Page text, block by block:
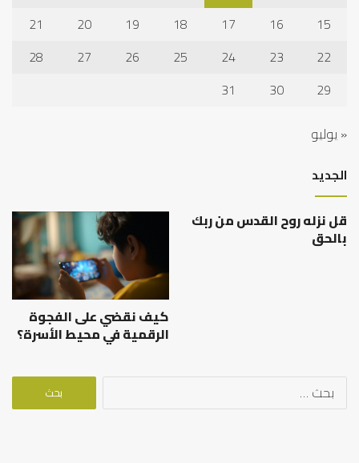
15
16
17
18
19
20
21
22
23
24
25
26
27
28
29
30
31
« يوليو
الجديد
قل نزله روح القدس من ربك
بالحق
كيف نقضي على الفجوة
الرقمية في محيط الأسرة؟
البحث